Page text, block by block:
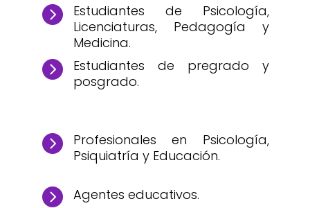

Estudiantes de Psicología,
Licenciaturas, Pedagogía y
Medicina.

Estudiantes de pregrado y
posgrado.

Profesionales en Psicología,
Psiquiatría y Educación.
 Agentes educativos.